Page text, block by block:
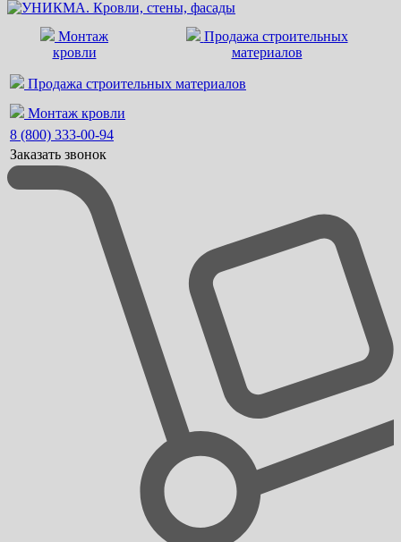
Монтаж
кровли
Продажа строительных
материалов
Продажа строительных материалов
Монтаж кровли
8 (800) 333-00-94
Заказать звонок